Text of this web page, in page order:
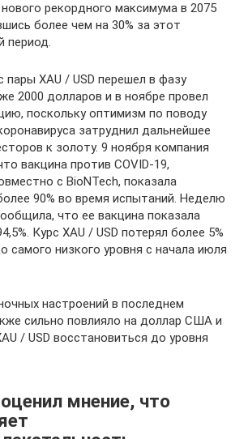
рекордного максимума в 2075
более чем на 30% за этот
период.
пары XAU / USD перешел в фазу
2000 долларов и в ноябре провел
поскольку оптимизм по поводу
затруднил дальнейшее
к золоту. 9 ноября компания
вакцина против COVID-19,
с BioNTech, показала
90% во время испытаний. Неделю
что ее вакцина показала
Курс XAU / USD потерял более 5%
самого низкого уровня с начала июля
настроений в последнем
сильно повлияло на доллар США и
/ USD восстановиться до уровня
мнение, что